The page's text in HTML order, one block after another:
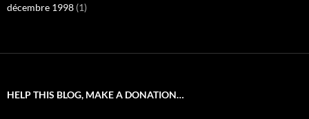
décembre 1998 (1)
HELP THIS BLOG, MAKE A DONATION…